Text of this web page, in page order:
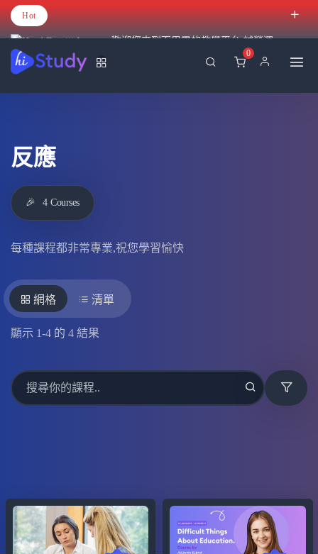
Hot
歡迎您來到百里霧的教學平台 試營運
0
反應
🎉 4 Courses
每種課程都非常專業,祝您學習愉快
網格 清單
顯示 1-4 的 4 結果